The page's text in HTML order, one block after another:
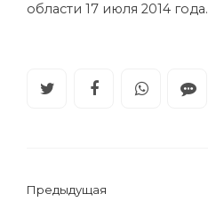
области 17 июля 2014 года.
Предыдущая